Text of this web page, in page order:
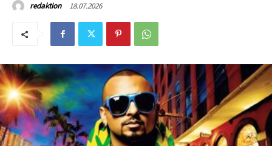
redaktion 18.07.2026